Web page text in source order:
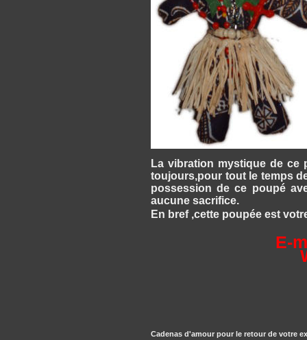
La vibration mystique de
toujours,pour tout le temps
possession de ce poupé
aucune sacrifice.
En bref ,cette poupée est
E-
Cadenas d'amour pour le retour de votre